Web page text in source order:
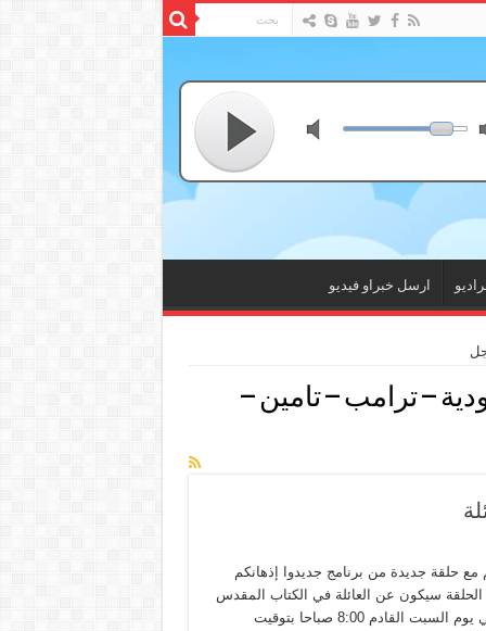
ارسل خبراو فيديو
– ترامب – تامين –
‏حلقة جديدة من برنامج جديدوا إذهانكم
سيكون عن العائلة في الكتاب المقدس
‏وذلك في يوم السبت القادم ‏8:00 صباحا بتوقيت